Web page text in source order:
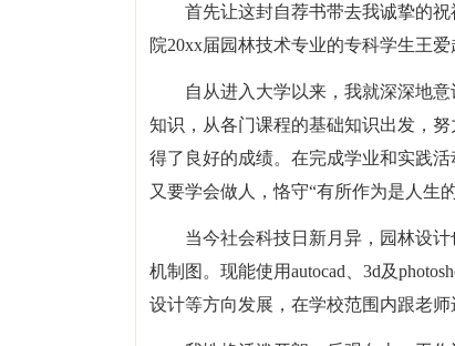
首先让这封自荐书带去我诚挚的
院20xx届园林技术专业的专科学生王
自从进入大学以来，我就深深地
知识，从各门课程的基础知识出发，
得了良好的成绩。在完成学业和实践
又要学会做人，恪守“有所作为是人生
当今社会科技日新月异，园林设
机制图。现能使用autocad、3d及
设计等方向发展，在学校范围内跟老